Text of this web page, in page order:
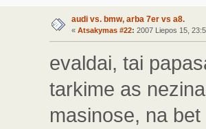
audi vs. bmw, arba 7er vs a8.
« Atsakymas #22: 2007 Liepos 15,
evaldai, tai
tarkime as
masinose, na